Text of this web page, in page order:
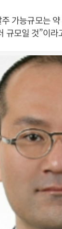
가능규모는
규모일 것”이라